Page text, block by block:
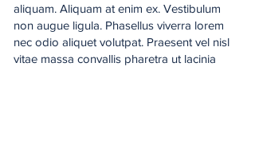
aliquam. Aliquam at enim ex. Vestibulum
non augue ligula. Phasellus viverra lorem
nec odio aliquet volutpat. Praesent vel nisl
vitae massa convallis pharetra ut lacinia